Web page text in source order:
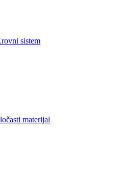
sistem
materijal